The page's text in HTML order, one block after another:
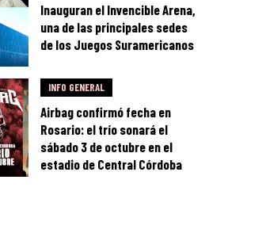
Inauguran el Invencible Arena,
una de las principales sedes
de los Juegos Suramericanos
INFO GENERAL
Airbag confirmó fecha en
Rosario: el trío sonará el
sábado 3 de octubre en el
estadio de Central Córdoba